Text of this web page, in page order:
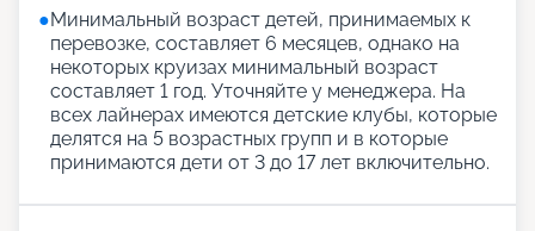
●Минимальный возраст детей, принимаемых к
перевозке, составляет 6 месяцев, однако на
некоторых круизах минимальный возраст
составляет 1 год. Уточняйте у менеджера. На
всех лайнерах имеются детские клубы, которые
делятся на 5 возрастных групп и в которые
принимаются дети от 3 до 17 лет включительно.